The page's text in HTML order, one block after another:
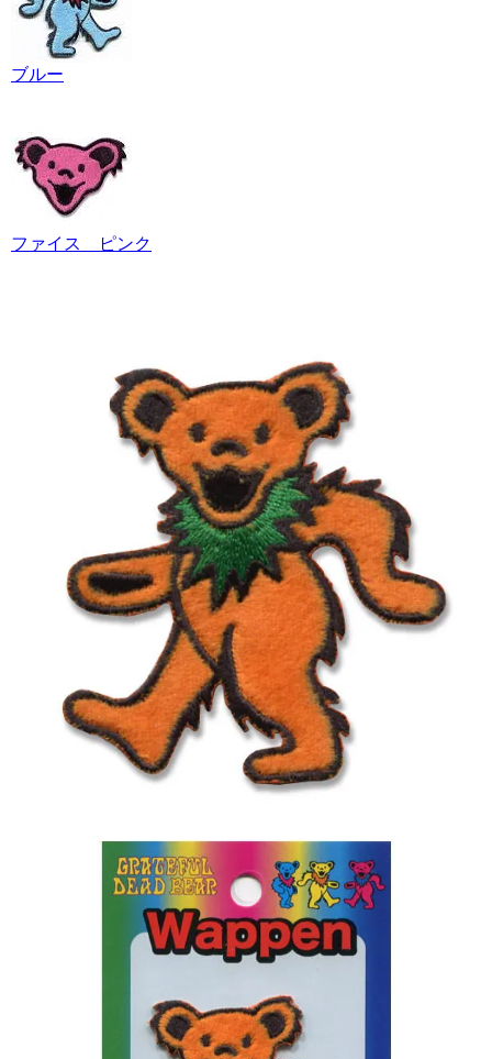
ブルー
ファイス ピンク